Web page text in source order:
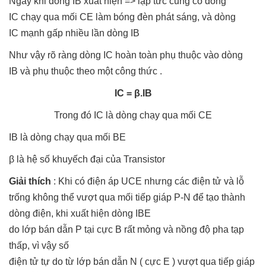
IC chạy qua mối CE làm bóng đèn phát sáng, và dòng
IC mạnh gấp nhiều lần dòng IB
Như vậy rõ ràng dòng IC hoàn toàn phụ thuộc vào dòng
IB và phụ thuộc theo một công thức .
IC = β.IB
Trong đó IC là dòng chạy qua mối CE
IB là dòng chạy qua mối BE
β là hệ số khuyếch đại của Transistor
Giải thích : Khi có điện áp UCE nhưng các điện tử và lỗ
trống không thể vượt qua mối tiếp giáp P-N để tạo thành
dòng điện, khi xuất hiện dòng IBE
do lớp bán dẫn P tại cực B rất mỏng và nồng độ pha tạp
thấp, vì vậy số
điện tử tự do từ lớp bán dẫn N ( cực E ) vượt qua tiếp giáp